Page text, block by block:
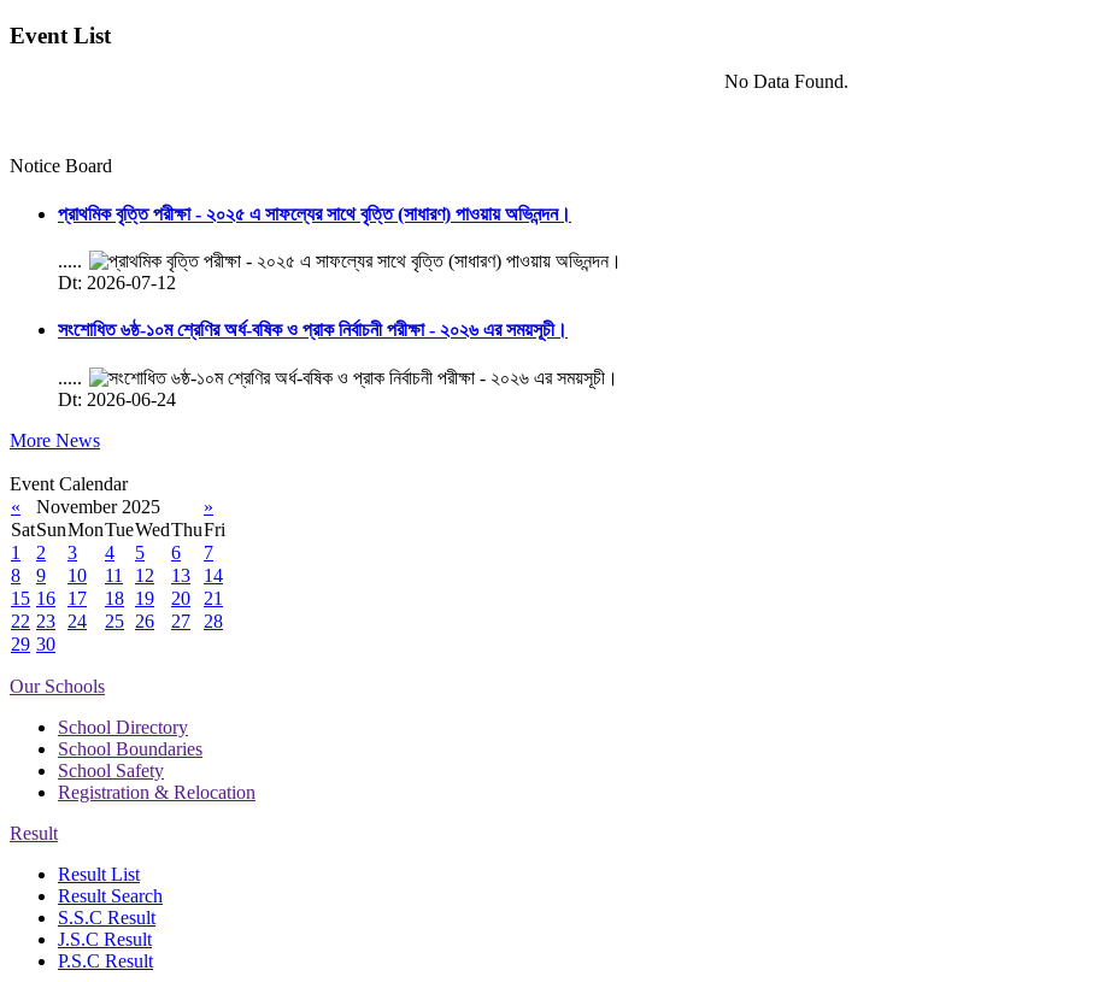
Event List
No Data Found.
Notice Board
প্রাথমিক বৃত্তি পরীক্ষা - ২০২৫ এ সাফল্যের সাথে বৃত্তি (সাধারণ) পাওয়ায় অভিনন্দন।
.....
Dt: 2026-07-12
সংশোধিত ৬ষ্ঠ-১০ম শ্রেণির অর্ধ-বষিক ও প্রাক নির্বাচনী পরীক্ষা - ২০২৬ এর সময়সূচী।
.....
Dt: 2026-06-24
More News
Event Calendar
«
November 2025
»
SatSunMonTueWedThuFri
1
2 3 4 5 6
7
8
9 10 11 12 13
14
15 16 17 18 19 20
21
22 23 24 25 26 27
28
29 30
Our Schools
School Directory
School Boundaries
School Safety
Registration & Relocation
Result
Result List
Result Search
S.S.C Result
J.S.C Result
P.S.C Result